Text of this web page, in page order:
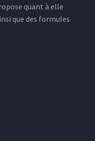
quant à elle
que des formules